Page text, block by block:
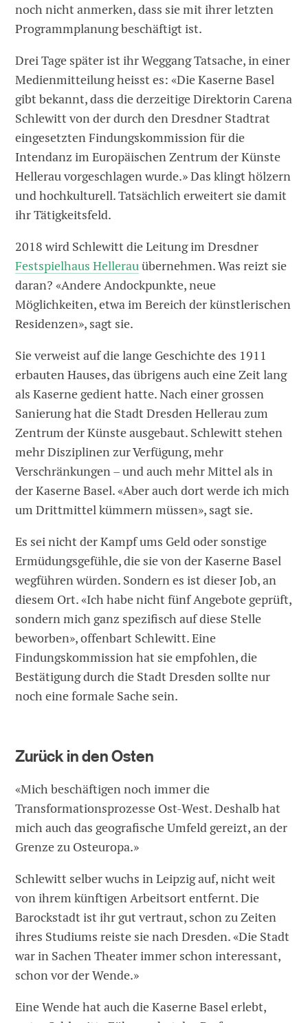
noch nicht anmerken, dass sie mit ihrer letzten
Programmplanung beschäftigt ist.
Drei Tage später ist ihr Weggang Tatsache, in einer
Medienmitteilung heisst es: «Die Kaserne Basel
gibt bekannt, dass die derzeitige Direktorin Carena
Schlewitt von der durch den Dresdner Stadtrat
eingesetzten Findungskommission für die
Intendanz im Europäischen Zentrum der Künste
Hellerau vorgeschlagen wurde.» Das klingt hölzern
und hochkulturell. Tatsächlich erweitert sie damit
ihr Tätigkeitsfeld.
2018 wird Schlewitt die Leitung im Dresdner
Festspielhaus Hellerauübernehmen. Was reizt sie
daran? «Andere Andockpunkte, neue
Möglichkeiten, etwa im Bereich der künstlerischen
Residenzen», sagt sie.
Sie verweist auf die lange Geschichte des 1911
erbauten Hauses, das übrigens auch eine Zeit lang
als Kaserne gedient hatte. Nach einer grossen
Sanierung hat die Stadt Dresden Hellerau zum
Zentrum der Künste ausgebaut. Schlewitt stehen
mehr Disziplinen zur Verfügung, mehr
Verschränkungen – und auch mehr Mittel als in
der Kaserne Basel. «Aber auch dort werde ich mich
um Drittmittel kümmern müssen», sagt sie.
Es sei nicht der Kampf ums Geld oder sonstige
Ermüdungsgefühle, die sie von der Kaserne Basel
wegführen würden. Sondern es ist dieser Job, an
diesem Ort. «Ich habe nicht fünf Angebote geprüft,
sondern mich ganz spezifisch auf diese Stelle
beworben», offenbart Schlewitt. Eine
Findungskommission hat sie empfohlen, die
Bestätigung durch die Stadt Dresden sollte nur
noch eine formale Sache sein.
Zurück in den Osten
«Mich beschäftigen noch immer die
Transformationsprozesse Ost-West. Deshalb hat
mich auch das geografische Umfeld gereizt, an der
Grenze zu Osteuropa.»
Schlewitt selber wuchs in Leipzig auf, nicht weit
von ihrem künftigen Arbeitsort entfernt. Die
Barockstadt ist ihr gut vertraut, schon zu Zeiten
ihres Studiums reiste sie nach Dresden. «Die Stadt
war in Sachen Theater immer schon interessant,
schon vor der Wende.»
Eine Wende hat auch die Kaserne Basel erlebt,